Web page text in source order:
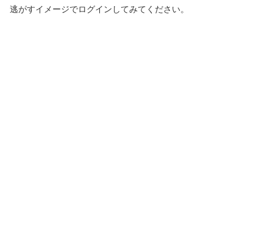
逃がすイメージでログインしてみてください。